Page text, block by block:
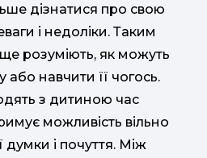
дізнатися про свою
і недоліки. Таким
розуміють, як можуть
або навчити її чогось.
з дитиною час
можливість вільно
думки і почуття. Між